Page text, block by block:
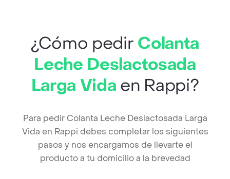
¿Cómo pedir Colanta
Leche Deslactosada
Larga Vida en Rappi?
Para pedir Colanta Leche Deslactosada Larga
Vida en Rappi debes completar los siguientes
pasos y nos encargamos de llevarte el
producto a tu domicilio a la brevedad